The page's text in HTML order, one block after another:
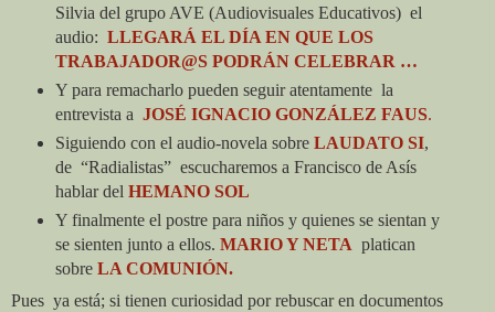
Silvia del grupo AVE (Audiovisuales Educativos) el
audio: LLEGARÁ EL DÍA EN QUE LOS
TRABAJADOR@S PODRÁN CELEBRAR …
Y para remacharlo pueden seguir atentamente la
entrevista a JOSÉ IGNACIO GONZÁLEZ FAUS.
Siguiendo con el audio-novela sobre LAUDATO SI,
de “Radialistas” escucharemos a Francisco de Asís
hablar del HEMANO SOL
Y finalmente el postre para niños y quienes se sientan y
se sienten junto a ellos. MARIO Y NETA platican
sobre LA COMUNIÓN.
Pues ya está; si tienen curiosidad por rebuscar en documentos